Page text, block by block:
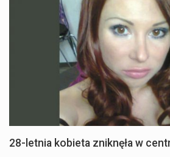
28-letnia kobieta zniknęła w